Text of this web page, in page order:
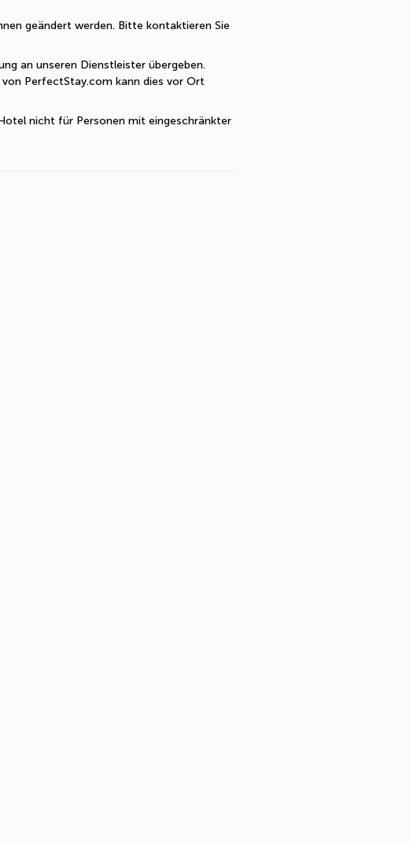
geändert werden. Bitte kontaktieren Sie
an unseren Dienstleister übergeben.
PerfectStay.com kann dies vor Ort
nicht für Personen mit eingeschränkter